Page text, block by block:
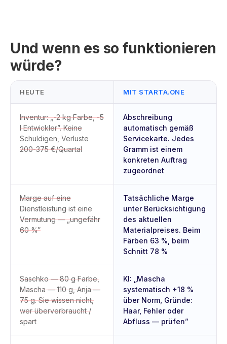
Und wenn es so funktionieren
würde?
HEUTE MIT STARTA.ONE
Inventur: „-2 kg Farbe, -5
l Entwickler”. Keine
Schuldigen, Verluste
200-375 €/Quartal
Abschreibung
automatisch gemäß
Servicekarte. Jedes
Gramm ist einem
konkreten Auftrag
zugeordnet
Marge auf eine
Dienstleistung ist eine
Vermutung — „ungefähr
60 %”
Tatsächliche Marge
unter Berücksichtigung
des aktuellen
Materialpreises. Beim
Färben 63 %, beim
Schnitt 78 %
Saschko — 80 g Farbe,
Mascha — 110 g, Anja —
75 g. Sie wissen nicht,
wer überverbraucht /
spart
KI: „Mascha
systematisch +18 %
über Norm, Gründe:
Haar, Fehler oder
Abfluss — prüfen”